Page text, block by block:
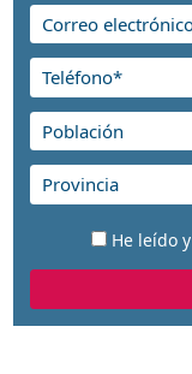
He leído